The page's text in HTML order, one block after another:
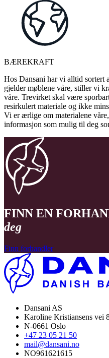
BÆREKRAFT
Hos Dansani har vi alltid sortert
gjelder møblene våre, stiller vi
våre. Trevirket skal være
resirkulert materiale og ikke
Vi er ærlige om materialene
informasjon som mulig til deg
FINN EN
deg
Finn forhandler
Dansani AS
Karoline Kristiansens vei
N-0661 Oslo
+47 23 05 21 50
mail@dansani.no
NO961621615